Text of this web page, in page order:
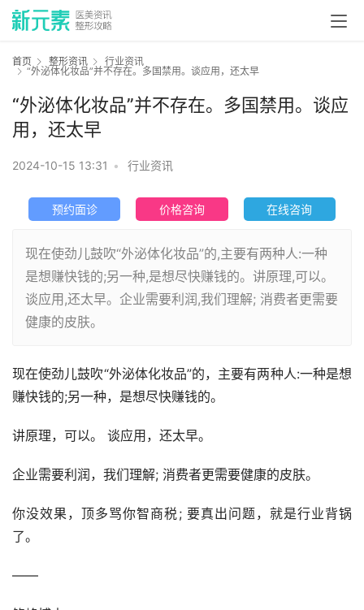
首页 整形资讯
行业资讯
“外泌体化妆品”并不存在。多国禁用。谈应用，还太早
“外泌体化妆品”并不存在。多国禁用。谈应
用，还太早
2024-10-15 13:31 • 行业资讯
预约面诊 价格咨询 在线咨询
现在使劲儿鼓吹“外泌体化妆品”的,主要有两种人:一种
是想赚快钱的;另一种,是想尽快赚钱的。讲原理,可以。
谈应用,还太早。企业需要利润,我们理解; 消费者更需要
健康的皮肤。
现在使劲儿鼓吹“外泌体化妆品”的，主要有两种人:一种是想
赚快钱的;另一种，是想尽快赚钱的。
讲原理，可以。 谈应用，还太早。
企业需要利润，我们理解; 消费者更需要健康的皮肤。
你没效果，顶多骂你智商税; 要真出问题，就是行业背锅
了。
——